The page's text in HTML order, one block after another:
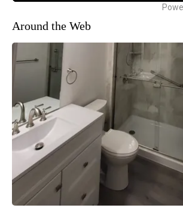
Around the Web